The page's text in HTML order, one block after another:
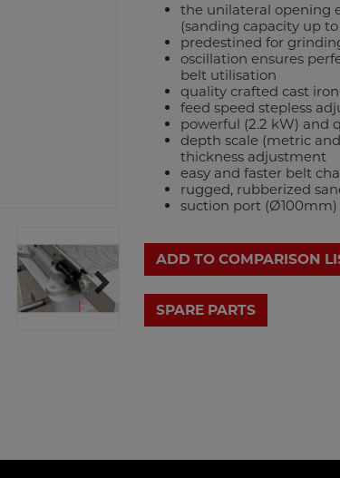
the unilateral opening
(sanding capacity up
predestined for
oscillation ensures
belt utilisation
quality crafted cast
feed speed stepless
powerful (2.2 kW) and
depth scale (metric
thickness adjustment
easy and faster belt
rugged, rubberized
suction port
ADD TO COMPARISON